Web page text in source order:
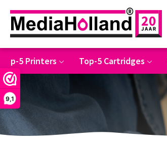
9,1
Top-5 Printers Top-5 Cartridges